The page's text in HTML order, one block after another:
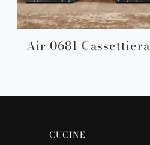
Air 0681 Cassettiera
CUCINE